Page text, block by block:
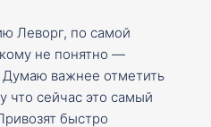
Леворг, по самой
не понятно —
важнее отметить
что сейчас это самый
быстро